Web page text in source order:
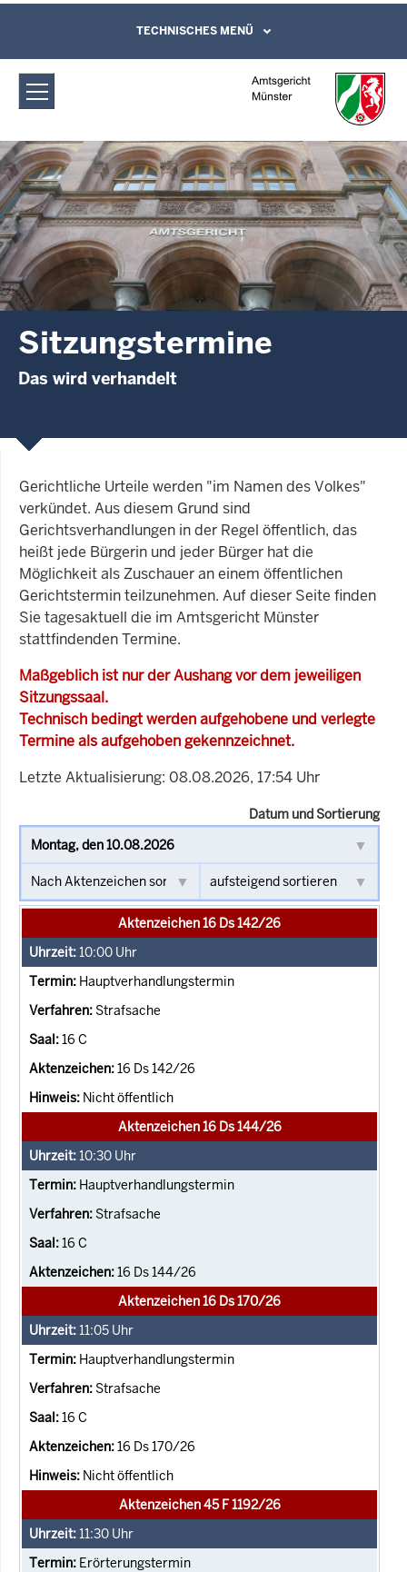
Amtsgericht Münster: Sitzungstermine
Direkt zum Inhalt
Leichte Sprache, Gebärdensprachenvideo
und Kontaktformular
TECHNISCHES MENÜ
Sitzungstermine
Das wird verhandelt
Gerichtliche Urteile werden "im Namen des Volkes"
verkündet. Aus diesem Grund sind
Gerichtsverhandlungen in der Regel öffentlich, das
heißt jede Bürgerin und jeder Bürger hat die
Möglichkeit als Zuschauer an einem öffentlichen
Gerichtstermin teilzunehmen. Auf dieser Seite finden
Sie tagesaktuell die im Amtsgericht Münster
stattfindenden Termine.
Maßgeblich ist nur der Aushang vor dem jeweiligen
Sitzungssaal.
Technisch bedingt werden aufgehobene und verlegte
Termine als aufgehoben gekennzeichnet.
Letzte Aktualisierung: 08.08.2026, 17:54 Uhr
Datum und Sortierung
Aktenzeichen 16 Ds 142/26
10:00 Uhr
Hauptverhandlungstermin
Strafsache
16 C
16 Ds 142/26
Nicht öffentlich
Aktenzeichen 16 Ds 144/26
10:30 Uhr
Hauptverhandlungstermin
Strafsache
16 C
16 Ds 144/26
Aktenzeichen 16 Ds 170/26
11:05 Uhr
Hauptverhandlungstermin
Strafsache
16 C
16 Ds 170/26
Nicht öffentlich
Aktenzeichen 45 F 1192/26
11:30 Uhr
Erörterungstermin